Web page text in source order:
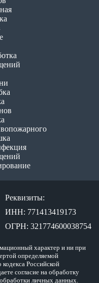
Реквизиты:
ИНН: 771413419173
ОГРН: 321774600038754
характер и ни при
определяемой
Российской
согласие на обработку
личных данных.